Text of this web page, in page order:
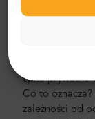
Cena
jest niższa niż
zapłacić z
tylko prywatne
Co to
zależności od